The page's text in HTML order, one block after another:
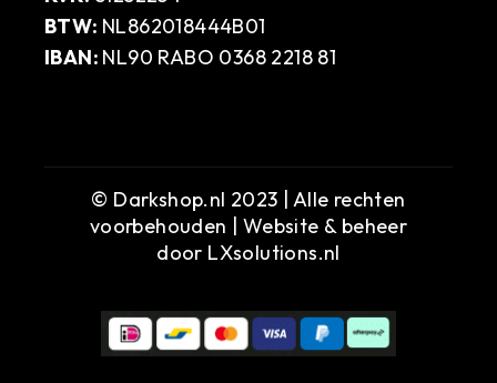
BTW: NL862018444B01
IBAN: NL90 RABO 0368 2218 81
© Darkshop.nl 2023 | Alle rechten
voorbehouden | Website & beheer
door LXsolutions.nl